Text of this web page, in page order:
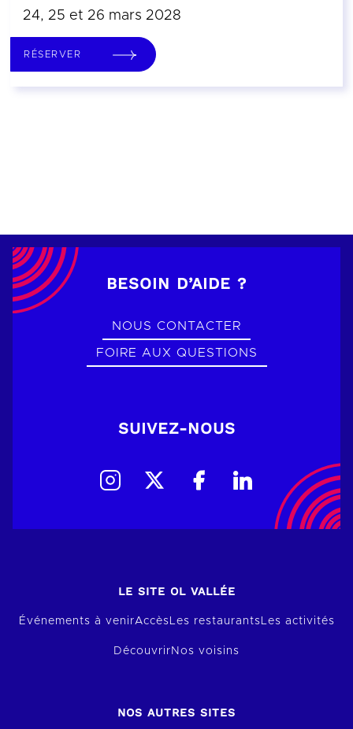
24, 25 et 26 mars 2028
RÉSERVER
BESOIN D’AIDE ?
NOUS CONTACTER
FOIRE AUX QUESTIONS
SUIVEZ-NOUS
LE SITE OL VALLÉE
Événements à venirAccèsLes restaurantsLes activités
Découvrir Nos voisins
NOS AUTRES SITES